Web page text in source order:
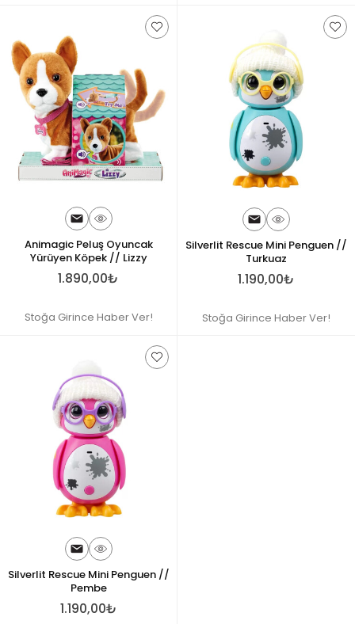
Animagic Peluş Oyuncak
Yürüyen Köpek // Lizzy
1.890,00₺
Stoğa Girince Haber Ver!
Silverlit Rescue Mini Penguen //
Turkuaz
1.190,00₺
Stoğa Girince Haber Ver!
Silverlit Rescue Mini Penguen //
Pembe
1.190,00₺